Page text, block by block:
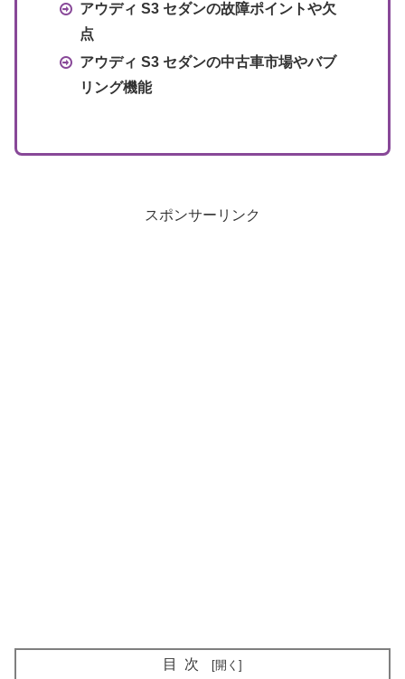
アウディ S3 セダンの故障ポイントや欠
点
アウディ S3 セダンの中古車市場やバブ
リング機能
スポンサーリンク
目次